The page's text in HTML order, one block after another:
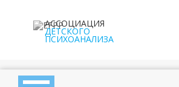
АССОЦИАЦИЯ
ДЕТСКОГО
ПСИХОАНАЛИЗА